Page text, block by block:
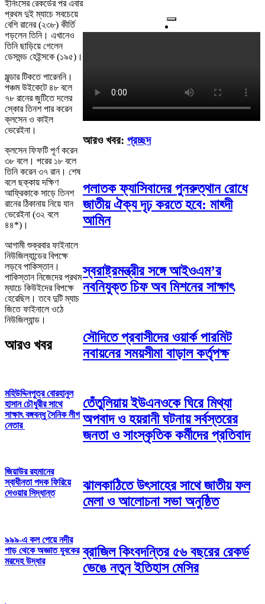
ইনিংসের রেকর্ডের পর এবার
প্রথম দুই ম্যাচে সবচেয়ে
বেশি রানের (২৩৮) কীর্তি
গড়লেন তিনি। এখানেও
তিনি ছাড়িয়ে গেলেন
ডেসমন্ড হেইন্সকে (১৯৫)।
মুল্ডার টিকতে পারেননি।
পঞ্চম উইকেটে ৪৮ বলে
৭৮ রানের জুটিতে দলের
স্কোর তিনশ পার করেন
ক্লসেন ও কাইল
ভেরেইনা।
ক্লসেন ফিফটি পূর্ণ করেন
৩৮ বলে। পরের ১৮ বলে
তিনি করেন ৩৭ রান। শেষ
বলে ছক্কায় দক্ষিণ
আফ্রিকাকে সাড়ে তিনশ
রানের ঠিকানায় নিয়ে যান
ভেরেইনা (৩২ বলে
৪৪*)।
আগামী শুক্রবার ফাইনালে
নিউজিল্যান্ডের বিপক্ষে
লড়বে পাকিস্তান।
পাকিস্তান নিজেদের প্রথম
ম্যাচে কিউইদের বিপক্ষে
হেরেছিল। তবে দুটি ম্যাচ
জিতে ফাইনালে ওঠে
নিউজিল্যান্ড।
আরও খবর
মহিউদ্দিনপুত্র বোরহানুল
হাসান চৌধুরীর সাথে
সাক্ষাৎ বঙ্গবন্ধু সৈনিক লীগ
নেতার
জিয়াউর রহমানের
স্বাধীনতা পদক ফিরিয়ে
দেওয়ার সিদ্ধান্ত
৯৯৯-এ কল পেয়ে নদীর
পাড় থেকে অজ্ঞাত যুবকের
মরদেহ উদ্ধার
আরও খবর: প্রচ্ছদ
পলাতক ফ্যাসিবাদের পুনরুত্থান রোধে
জাতীয় ঐক্য দৃঢ় করতে হবে: মাহ্দী
আমিন
স্বরাষ্ট্রমন্ত্রীর সঙ্গে আইওএম’র
নবনিযুক্ত চিফ অব মিশনের সাক্ষাৎ
সৌদিতে প্রবাসীদের ওয়ার্ক পারমিট
নবায়নের সময়সীমা বাড়াল কর্তৃপক্ষ
তেঁতুলিয়ায় ইউএনওকে ঘিরে মিথ্যা
অপবাদ ও হয়রানী ঘটনায় সর্বস্তরের
জনতা ও সাংস্কৃতিক কর্মীদের প্রতিবাদ
ঝালকাঠিতে উৎসাহের সাথে জাতীয় ফল
মেলা ও আলোচনা সভা অনুষ্ঠিত
ব্রাজিল কিংবদন্তির ৫৬ বছরের রেকর্ড
ভেঙে নতুন ইতিহাস মেসির